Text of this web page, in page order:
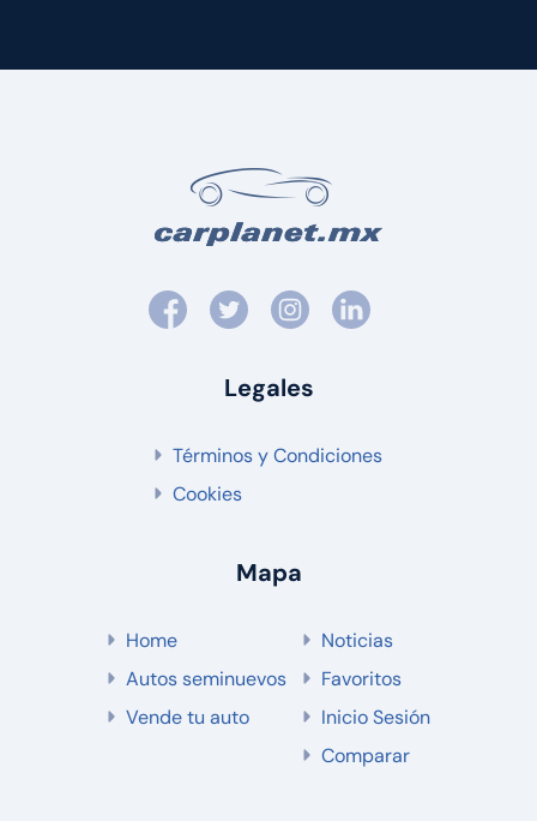
Legales
Términos y Condiciones
Cookies
Mapa
Home
Autos seminuevos
Vende tu auto
Noticias
Favoritos
Inicio Sesión
Comparar